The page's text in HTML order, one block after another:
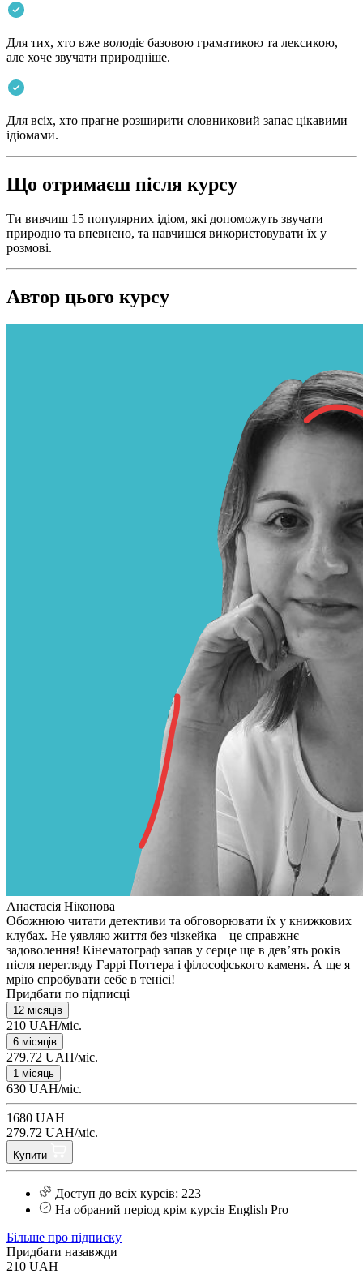
Для тих, хто вже володіє базовою граматикою та лексикою,
але хоче звучати природніше.
Для всіх, хто прагне розширити словниковий запас цікавими
ідіомами.
Що отримаєш після курсу
Ти вивчиш 15 популярних ідіом, які допоможуть звучати
природно та впевнено, та навчишся використовувати їх у
розмові.
Автор цього курсу
Анастасія Ніконова
Обожнюю читати детективи та обговорювати їх у книжкових
клубах. Не уявляю життя без чізкейка – це справжнє
задоволення! Кінематограф запав у серце ще в дев’ять років
після перегляду Гаррі Поттера і філософського каменя. А ще я
мрію спробувати себе в тенісі!
Придбати по підписці
12 місяців
210 UAH/міс.
6 місяців
279.72 UAH/міс.
1 місяць
630 UAH/міс.
1680 UAH
279.72 UAH/міс.
Купити
Доступ до всіх курсів: 223
На обраний період крім курсів English Pro
Більше про підписку
Придбати назавжди
210 UAH